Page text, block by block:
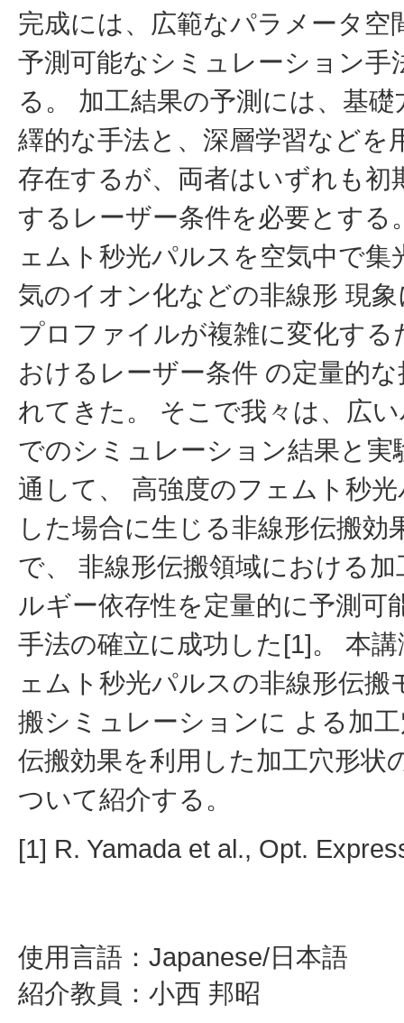
完成には、広範なパラメータ空
予測可能なシミュレーション手
る。 加工結果の予測には、基
繹的な手法と、深層学習などを
存在するが、両者はいずれも初
するレーザー条件を必要とする
ェムト秒光パルスを空気中で
気のイオン化などの非線形 現
プロファイルが複雑に変化する
おけるレーザー条件 の定量的
れてきた。 そこで我々は、広
でのシミュレーション結果と実
通して、 高強度のフェムト秒
した場合に生じる非線形伝搬
で、 非線形伝搬領域における
ルギー依存性を定量的に予測可
手法の確立に成功した[1]。 本
ェムト秒光パルスの非線形伝
搬シミュレーションに よる加
伝搬効果を利用した加工穴形状
ついて紹介する。
[1] R. Yamada et al., Opt.
使用言語：Japanese/日本語
紹介教員：小西 邦昭